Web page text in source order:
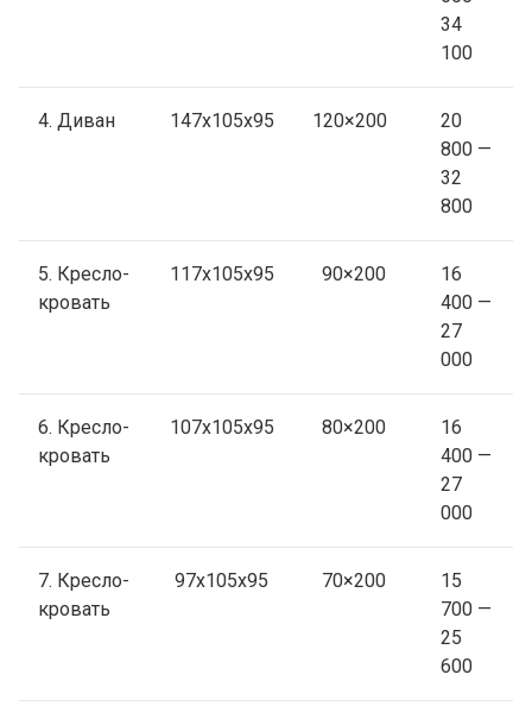
34
100
4. Диван 147х105х95 120×200
20
800 —
32
800
5. Кресло-
кровать
117х105х95 90×200
16
400 —
27
000
6. Кресло-
кровать
107х105х95 80×200
16
400 —
27
000
7. Кресло-
кровать
97х105х95 70×200
15
700 —
25
600